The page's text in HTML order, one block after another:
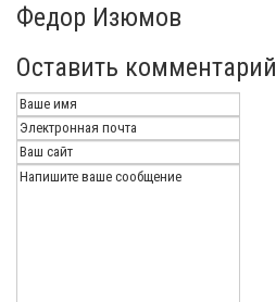
Федор Изюмов
Оставить комментарий